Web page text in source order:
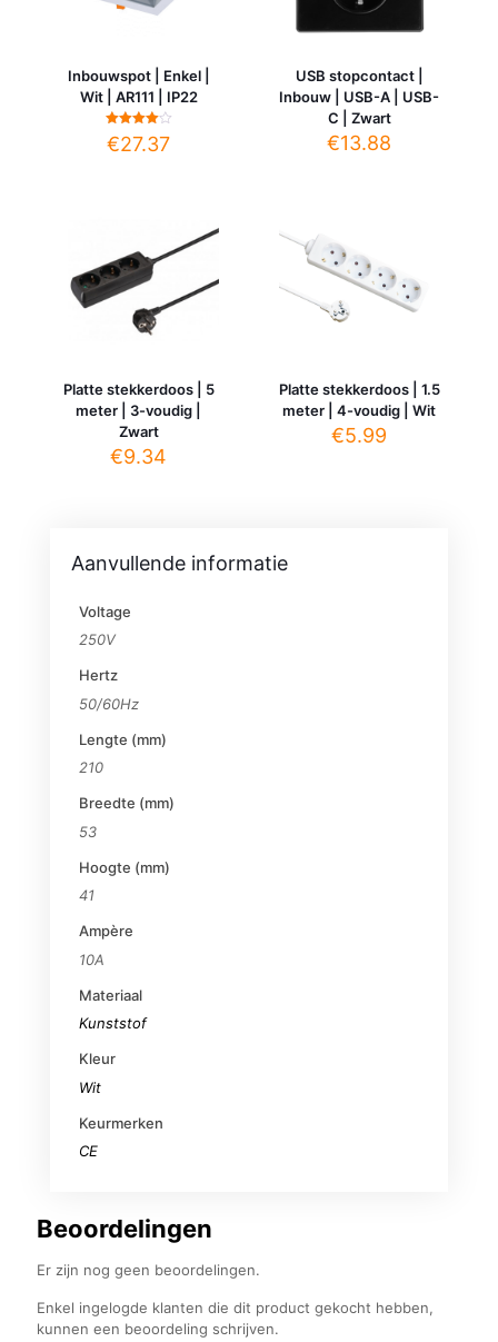
Inbouwspot | Enkel |
Wit | AR111 | IP22
Gewaardeerd
4.00
€27.37
USB stopcontact |
Inbouw | USB-A | USB-
C | Zwart
€13.88
Platte stekkerdoos | 5
meter | 3-voudig |
Zwart
€9.34
Platte stekkerdoos | 1.5
meter | 4-voudig | Wit
€5.99
Aanvullende informatie
Voltage
250V
Hertz
50/60Hz
Lengte (mm)
210
Breedte (mm)
53
Hoogte (mm)
41
Ampère
10A
Materiaal
Kunststof
Kleur
Wit
Keurmerken
CE
Beoordelingen
Er zijn nog geen beoordelingen.
Enkel ingelogde klanten die dit product gekocht hebben,
kunnen een beoordeling schrijven.